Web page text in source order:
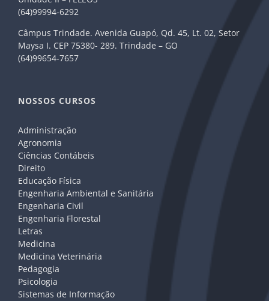
(64)99994-6292
Câmpus Trindade. Avenida Guapó, Qd. 45, Lt. 02, Setor
Maysa I. CEP 75380- 289. Trindade – GO
(64)99654-7657
NOSSOS CURSOS
Administração
Agronomia
Ciências Contábeis
Direito
Educação Física
Engenharia Ambiental e Sanitária
Engenharia Civil
Engenharia Florestal
Letras
Medicina
Medicina Veterinária
Pedagogia
Psicologia
Sistemas de Informação